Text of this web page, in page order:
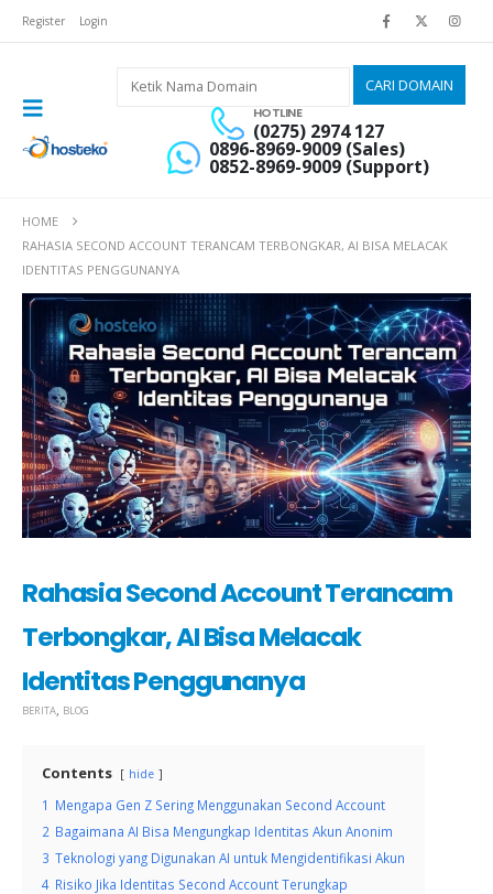
Register Login
HOTLINE
(0275) 2974 127
0896-8969-9009 (Sales)
0852-8969-9009 (Support)
HOME
RAHASIA SECOND ACCOUNT TERANCAM TERBONGKAR, AI BISA MELACAK
IDENTITAS PENGGUNANYA
Rahasia Second Account Terancam
Terbongkar, AI Bisa Melacak
Identitas Penggunanya
BERITA BLOG
Contents hide
1 Mengapa Gen Z Sering Menggunakan Second Account
2 Bagaimana AI Bisa Mengungkap Identitas Akun Anonim
3 Teknologi yang Digunakan AI untuk Mengidentifikasi Akun
4 Risiko Jika Identitas Second Account Terungkap